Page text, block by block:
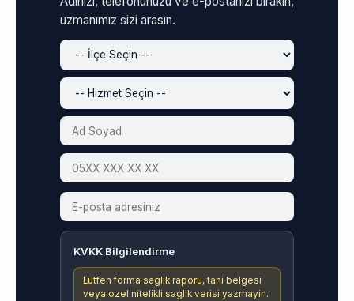
uzmanımız sizi arasın.
KVKK Bilgilendirme
Lutfen forma saglik raporu, tani belgesi
veya ozel nitelikli saglik verisi yazmayin.